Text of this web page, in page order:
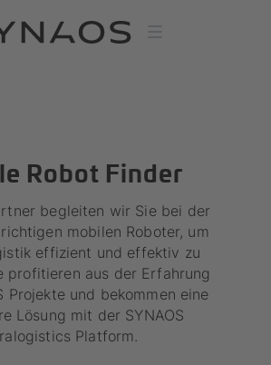
Robot Finder
begleiten wir Sie bei der
mobilen Roboter, um
effizient und effektiv zu
profitieren aus der Erfahrung
Projekte und bekommen eine
Lösung mit der SYNAOS
Platform.